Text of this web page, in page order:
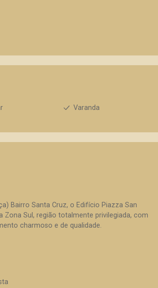
Varanda
Bairro Santa Cruz, o Edifício Piazza San
Sul, região totalmente privilegiada, com
charmoso e de qualidade.